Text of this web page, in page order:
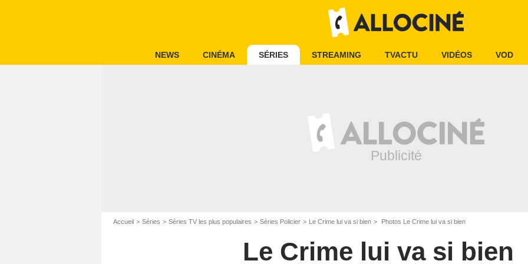
NEWS CINÉMA SÉRIES STREAMING TVACTU VIDÉOS VOD
Accueil Séries Séries TV les plus populaires Séries Policier Le Crime lui va si bien Photos Le Crime lui va si bien
Le Crime lui va si bien